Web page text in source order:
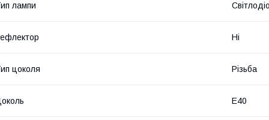
лампи
Ні
цоколя Різьба
E40